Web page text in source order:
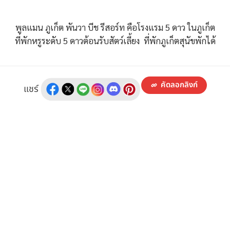
พูลแมน ภูเก็ต พันวา บีช รีสอร์ท คือโรงแรม 5 ดาว ในภูเก็ต
ที่พักหรูระดับ 5 ดาวต้อนรับสัตว์เลี้ยง ที่พักภูเก็ตสุนัขพักได้
แชร์ คัดลอกลิงก์